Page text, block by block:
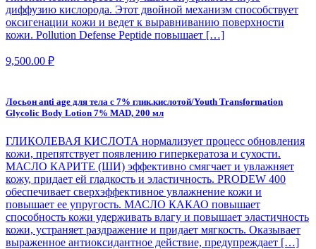
диффузию кислорода. Этот двойной механизм способствует
оксигенации кожи и ведет к выравниванию поверхности
кожи. Pollution Defense Peptide повышает […]
9,500.00 ₽
Лосьон anti age для тела с 7% глик.кислотой/Youth Transformation
Glycolic Body Lotion 7% MAD, 200 мл
ГЛИКОЛЕВАЯ КИСЛОТА нормализует процесс обновления
кожи, препятствует появлению гиперкератоза и сухости.
МАСЛО КАРИТЕ (ШИ) эффективно смягчает и увлажняет
кожу, придает ей гладкость и эластичность. PRODEW 400
обеспечивает сверхэффективное увлажнение кожи и
повышает ее упругость. МАСЛО КАКАО повышает
способность кожи удерживать влагу и повышает эластичность
кожи, устраняет раздражение и придает мягкость. Оказывает
выраженное антиоксидантное действие, предупреждает […]